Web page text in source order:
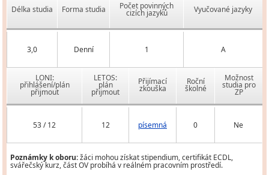
Délka studia Forma studia Počet povinných
cizích jazyků Vyučované jazyky
3,0 Denní 1 A
LONI:
přihlášení/plán
přijmout
LETOS:
plán
přijmout
Přijímací
zkouška
Roční
školné
Možnost
studia pro
ZP
53 / 12 12 písemná 0 Ne
Poznámky k oboru:žáci mohou získat stipendium, certifikát ECDL,
svářečský kurz, část OV probíhá v reálném pracovním prostředí.